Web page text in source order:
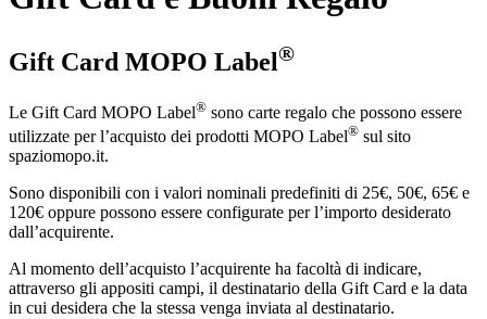
Gift Card MOPO Label®
Le Gift Card MOPO Label® sono carte regalo che possono essere
utilizzate per l’acquisto dei prodotti MOPO Label® sul sito
spaziomopo.it.
Sono disponibili con i valori nominali predefiniti di 25€, 50€, 65€ e
120€ oppure possono essere configurate per l’importo desiderato
dall’acquirente.
Al momento dell’acquisto l’acquirente ha facoltà di indicare,
attraverso gli appositi campi, il destinatario della Gift Card e la data
in cui desidera che la stessa venga inviata al destinatario.